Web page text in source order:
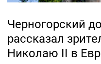
Черногорский
рассказал
Николаю II в